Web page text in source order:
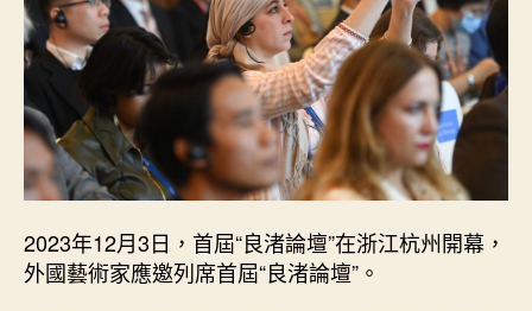
2023年12月3日，首屆“良渚論壇”在浙江杭州開幕，
外國藝術家應邀列席首屆“良渚論壇”。